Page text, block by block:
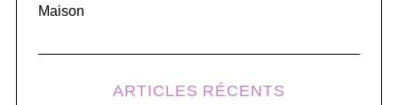
Maison
ARTICLES RÉCENTS